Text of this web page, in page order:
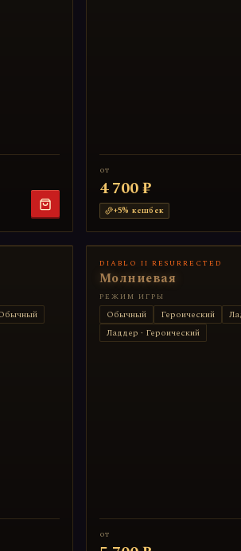
от
4 700 ₽
+5% кешбек
DIABLO II RESURRECTED
Молниевая
РЕЖИМ ИГРЫ
Обычный Героический
Ладдер · Героический
от